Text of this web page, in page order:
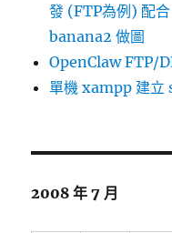
發 (FTP為例) 配
banana2 做圖
OpenClaw FTP/
單機 xampp 建立
2008 年 7 月